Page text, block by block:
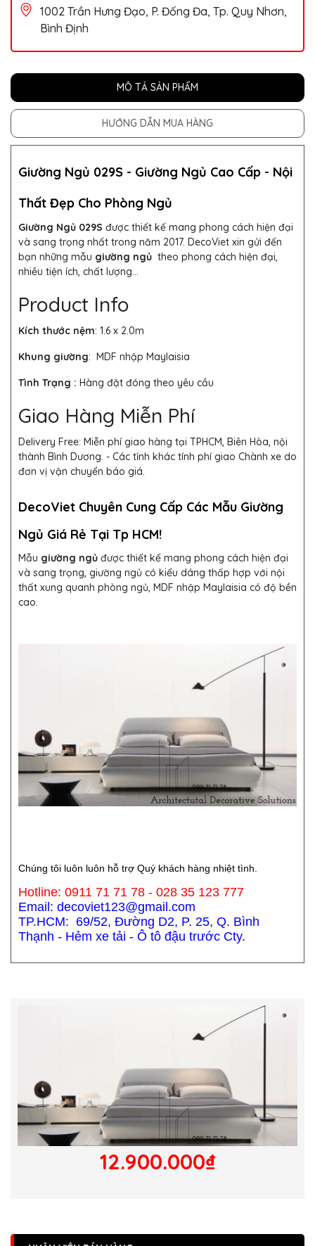
1002 Trần Hưng Đạo, P. Đống Đa, Tp. Quy Nhơn,
Bình Định
MÔ TẢ SẢN PHẨM
HƯỚNG DẪN MUA HÀNG
Giường Ngủ 029S - Giường Ngủ Cao Cấp - Nội
Thất Đẹp Cho Phòng Ngủ
Giường Ngủ 029S được thiết kế mang phong cách hiện đại
và sang trọng nhất trong năm 2017. DecoViet xin gửi đến
bạn những mẫu giường ngủ theo phong cách hiện đại,
nhiều tiện ích, chất lượng...
Product Info
Kích thước nệm: 1.6 x 2.0m
Khung giường: MDF nhập Maylaisia
Tình Trạng : Hàng đặt đóng theo yêu cầu
Giao Hàng Miễn Phí
Delivery Free: Miễn phí giao hàng tại TPHCM, Biên Hòa, nội
thành Bình Dương. - Các tỉnh khác tính phí giao Chành xe do
đơn vị vận chuyển báo giá.
DecoViet Chuyên Cung Cấp Các Mẫu Giường
Ngủ Giá Rẻ Tại Tp HCM!
Mẫu giường ngủ được thiết kế mang phong cách hiện đại
và sang trọng, giường ngủ có kiểu dáng thấp hợp với nội
thất xung quanh phòng ngủ, MDF nhập Maylaisia có độ bền
cao.
Chúng tôi luôn luôn hỗ trợ Quý khách hàng nhiệt tình.
Hotline: 0911 71 71 78 - 028 35 123 777
Email: decoviet123@gmail.com
TP.HCM: 69/52, Đường D2, P. 25, Q. Bình
Thạnh - Hẻm xe tải - Ô tô đậu trước Cty.
12.900.000₫